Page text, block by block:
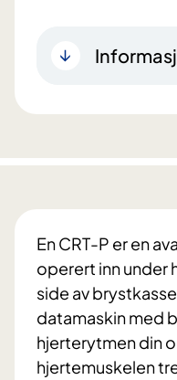
En CRT-P er en
operert inn under
side av
datamaskin med
hjerterytmen din
hjertemuskelen